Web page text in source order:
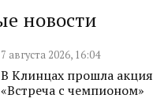
новости
7 августа 2026, 16:04
В Клинцах прошла акция
«Встреча с чемпионом»